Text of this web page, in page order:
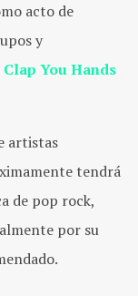
acto de
y
Clap You Hands
artistas
tendrá
de pop rock,
por su